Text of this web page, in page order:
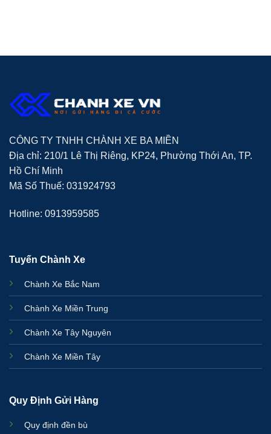
CÔNG TY TNHH CHÀNH XE BA MIỀN
Địa chỉ: 210/1 Lê Thị Riêng, KP24, Phường Thới An, TP.
Hồ Chí Minh
Mã Số Thuế: 031924793
Hotline: 0913959585
Tuyến Chành Xe
Chành Xe Bắc Nam
Chành Xe Miền Trung
Chành Xe Tây Nguyên
Chành Xe Miền Tây
Quy Định Gửi Hàng
Quy định đền bù